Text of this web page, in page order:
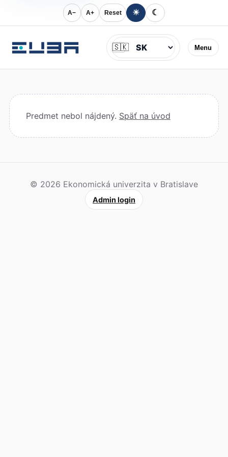
A− A+ Reset ☀ ☾
Menu
Jazyk
🇸🇰
Predmet nebol nájdený. Späť na úvod
© 2026 Ekonomická univerzita v Bratislave
Admin login